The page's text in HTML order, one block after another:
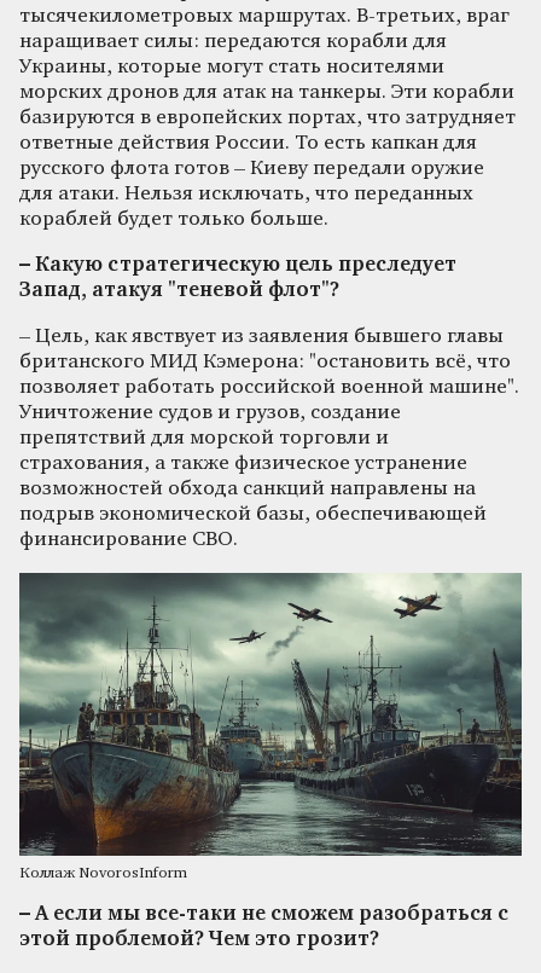
тысячекилометровых маршрутах. В-третьих, враг
наращивает силы: передаются корабли для
Украины, которые могут стать носителями
морских дронов для атак на танкеры. Эти корабли
базируются в европейских портах, что затрудняет
ответные действия России. То есть капкан для
русского флота готов – Киеву передали оружие
для атаки. Нельзя исключать, что переданных
кораблей будет только больше.
– Какую стратегическую цель преследует
Запад, атакуя "теневой флот"?
– Цель, как явствует из заявления бывшего главы
британского МИД Кэмерона: "остановить всё, что
позволяет работать российской военной машине".
Уничтожение судов и грузов, создание
препятствий для морской торговли и
страхования, а также физическое устранение
возможностей обхода санкций направлены на
подрыв экономической базы, обеспечивающей
финансирование СВО.
Коллаж NovorosInform
– А если мы все-таки не сможем разобраться с
этой проблемой? Чем это грозит?